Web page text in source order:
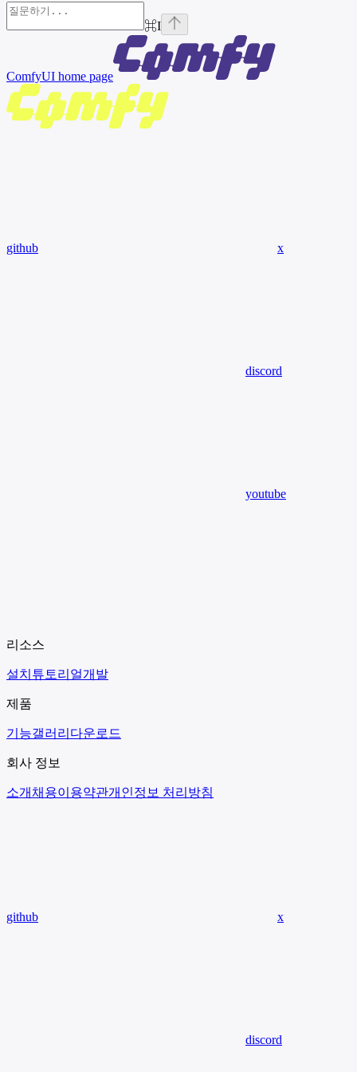
⌘I
ComfyUI home page
github x
discord
youtube
리소스
설치 튜토리얼개발
제품
기능갤러리 다운로드
회사 정보
소개 채용이용약관개인정보 처리방침
github x
discord